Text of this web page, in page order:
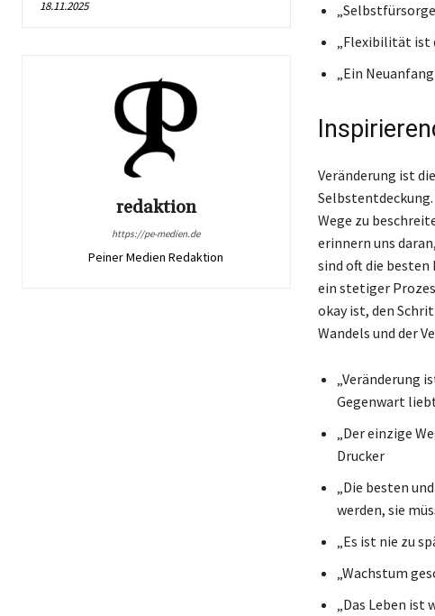
18.11.2025
redaktion
https://pe-medien.de
Peiner Medien Redaktion
„Flexibilität ist
„Ein
Veränderung ist
Wege zu
erinnern uns
sind oft die besten
ein stetiger
okay ist, den
Wandels und der
„Veränderung
Gegenwart
„Der einzige
Drucker
„Die besten
werden, sie
„Es ist nie zu
„Wachstum
„Das Leben